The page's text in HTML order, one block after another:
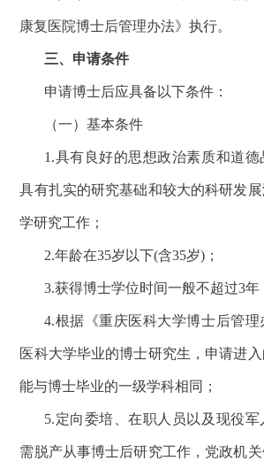
康复医院博士后管理办法》执行。
三、申请条件
申请博士后应具备以下条件：
（一）基本条件
1.具有良好的思想政治素质和道德
具有扎实的研究基础和较大的科研发
学研究工作；
2.年龄在35岁以下(含35岁)；
3.获得博士学位时间一般不超过3年
4.根据《重庆医科大学博士后管
医科大学毕业的博士研究生，申请进
能与博士毕业的一级学科相同；
5.定向委培、在职人员以及现役
需脱产从事博士后研究工作，党政机